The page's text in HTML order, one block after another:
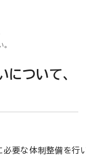
ついて、
な体制整備を行